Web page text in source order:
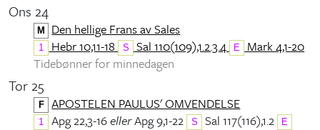
Ons 24
M Den hellige Frans av Sales
1 Hebr 10,11-18 S Sal 110(109),1.2.3.4 E
Mark 4,1-20
Tidebønner for minnedagen
Tor 25
F APOSTELEN PAULUS' OMVENDELSE
1 Apg 22,3-16ellerApg 9,1-22 S Sal 117(116),1.2 E